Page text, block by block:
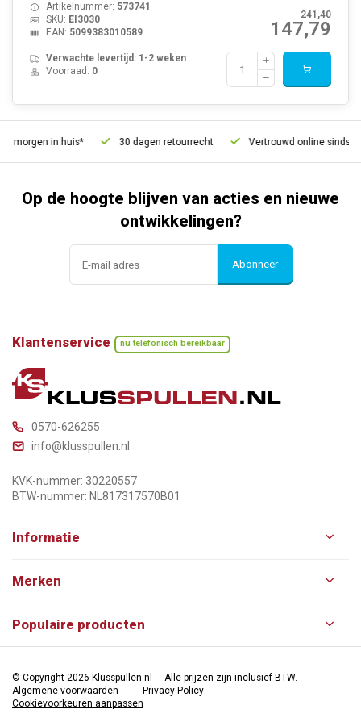
241,40
147,79
Artikelnummer: 573741
SKU: EI3030
EAN: 5099383010589
Verwachte levertijd: 1-2 weken
Voorraad: 0
morgen in huis* 30 dagen retourrecht Vertrouwd online sinds
Op de hoogte blijven van acties en nieuwe
ontwikkelingen?
Abonneer
Klantenservice nu telefonisch bereikbaar
0570-626255
info@klusspullen.nl
KVK-nummer: 30220557
BTW-nummer: NL817317570B01
Informatie
Merken
Populaire producten
© Copyright 2026 Klusspullen.nl
Alle prijzen zijn inclusief BTW.
Algemene voorwaarden
Privacy Policy
Cookievoorkeuren aanpassen